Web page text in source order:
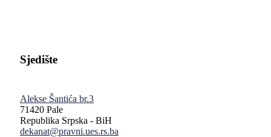
Sjedište
Alekse Šantića br.3
71420 Pale
Republika Srpska - BiH
dekanat@pravni.ues.rs.ba